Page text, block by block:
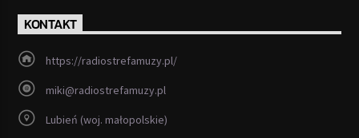
KONTAKT
https://radiostrefamuzy.pl/
miki@radiostrefamuzy.pl
Lubień (woj. małopolskie)